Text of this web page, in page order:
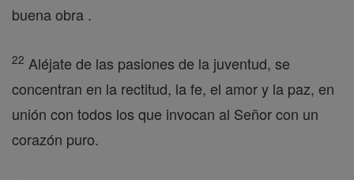
buena obra .
22 Aléjate de las pasiones de la juventud, se
concentran en la rectitud, la fe, el amor y la paz, en
unión con todos los que invocan al Señor con un
corazón puro.